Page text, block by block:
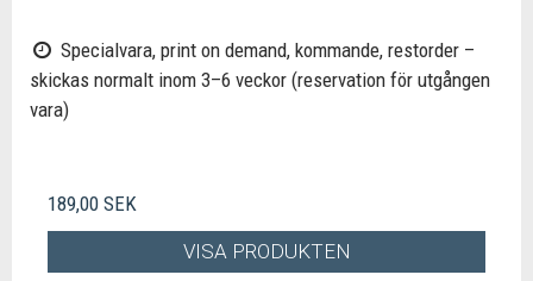
Specialvara, print on demand, kommande, restorder –
skickas normalt inom 3–6 veckor (reservation för utgången
vara)
189,00 SEK
VISA PRODUKTEN